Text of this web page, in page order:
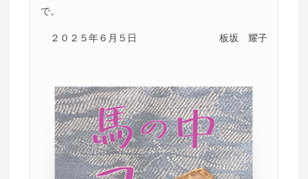
で。
２０２５年６月５日 板坂 耀子